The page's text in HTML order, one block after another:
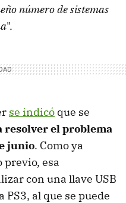
número de sistemas
".
se indicó que se
resolver el problema
junio. Como ya
previo, esa
con una llave USB
PS3, al que se puede